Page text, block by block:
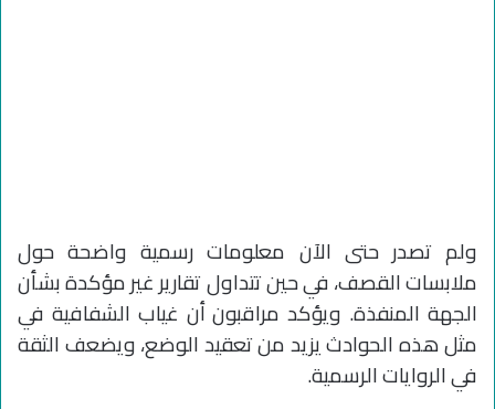
ولم تصدر حتى الآن معلومات رسمية واضحة حول
ملابسات القصف، في حين تتداول تقارير غير مؤكدة بشأن
الجهة المنفذة. ويؤكد مراقبون أن غياب الشفافية في
مثل هذه الحوادث يزيد من تعقيد الوضع، ويضعف الثقة
في الروايات الرسمية.